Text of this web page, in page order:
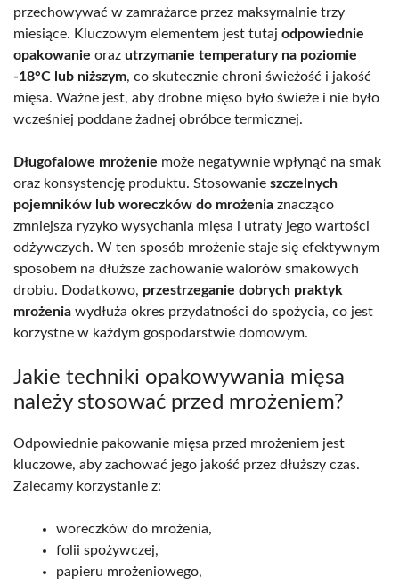
przechowywać w zamrażarce przez maksymalnie trzy
miesiące. Kluczowym elementem jest tutaj odpowiednie
opakowanie oraz utrzymanie temperatury na poziomie
-18°C lub niższym, co skutecznie chroni świeżość i jakość
mięsa. Ważne jest, aby drobne mięso było świeże i nie było
wcześniej poddane żadnej obróbce termicznej.
Długofalowe mrożenie może negatywnie wpłynąć na smak
oraz konsystencję produktu. Stosowanie szczelnych
pojemników lub woreczków do mrożenia znacząco
zmniejsza ryzyko wysychania mięsa i utraty jego wartości
odżywczych. W ten sposób mrożenie staje się efektywnym
sposobem na dłuższe zachowanie walorów smakowych
drobiu. Dodatkowo, przestrzeganie dobrych praktyk
mrożenia wydłuża okres przydatności do spożycia, co jest
korzystne w każdym gospodarstwie domowym.
Jakie techniki opakowywania mięsa
należy stosować przed mrożeniem?
Odpowiednie pakowanie mięsa przed mrożeniem jest
kluczowe, aby zachować jego jakość przez dłuższy czas.
Zalecamy korzystanie z:
woreczków do mrożenia,
folii spożywczej,
papieru mrożeniowego,